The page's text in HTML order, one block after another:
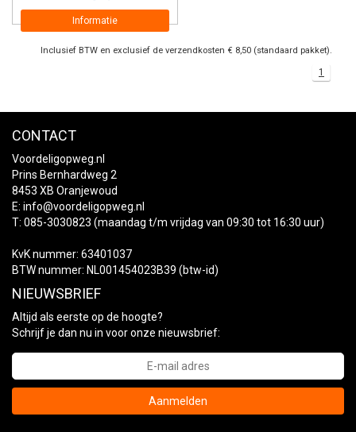
Informatie
Inclusief BTW en exclusief de verzendkosten € 8,50 (standaard pakket).
1
CONTACT
Voordeligopweg.nl
Prins Bernhardweg 2
8453 XB Oranjewoud
E: info@voordeligopweg.nl
T: 085-3030823 (maandag t/m vrijdag van 09:30 tot 16:30 uur)
KvK nummer: 63401037
BTW nummer: NL001454023B39 (btw-id)
NIEUWSBRIEF
Altijd als eerste op de hoogte?
Schrijf je dan nu in voor onze nieuwsbrief:
Aanmelden